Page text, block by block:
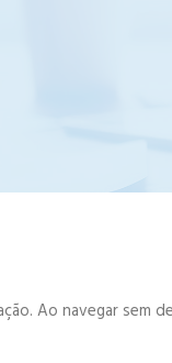
Ao navegar